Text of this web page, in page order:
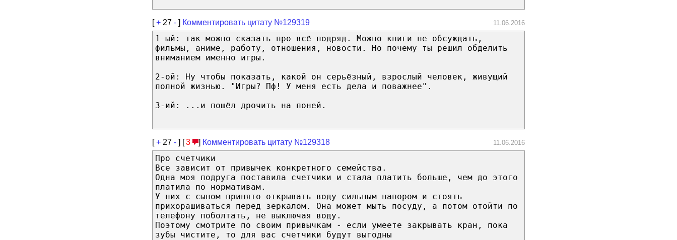
[+ 27 - ] Комментировать цитату №129319 11.06.2016
1-ый: так можно сказать про всё подряд. Можно книги не обсуждать,
фильмы, аниме, работу, отношения, новости. Но почему ты решил обделить
вниманием именно игры.
2-ой: Ну чтобы показать, какой он серьёзный, взрослый человек, живущий
полной жизнью. "Игры? Пф! У меня есть дела и поважнее".
3-ий: ...и пошёл дрочить на поней.
[+ 27 - ] [3 ] Комментировать цитату №129318 11.06.2016
Про счетчики
Все зависит от привычек конкретного семейства.
Одна моя подруга поставила счетчики и стала платить больше, чем до этого
платила по нормативам.
У них с сыном принято открывать воду сильным напором и стоять
прихорашиваться перед зеркалом. Она может мыть посуду, а потом отойти по
телефону поболтать, не выключая воду.
Поэтому смотрите по своим привычкам - если умеете закрывать кран, пока
зубы чистите, то для вас счетчики будут выгодны